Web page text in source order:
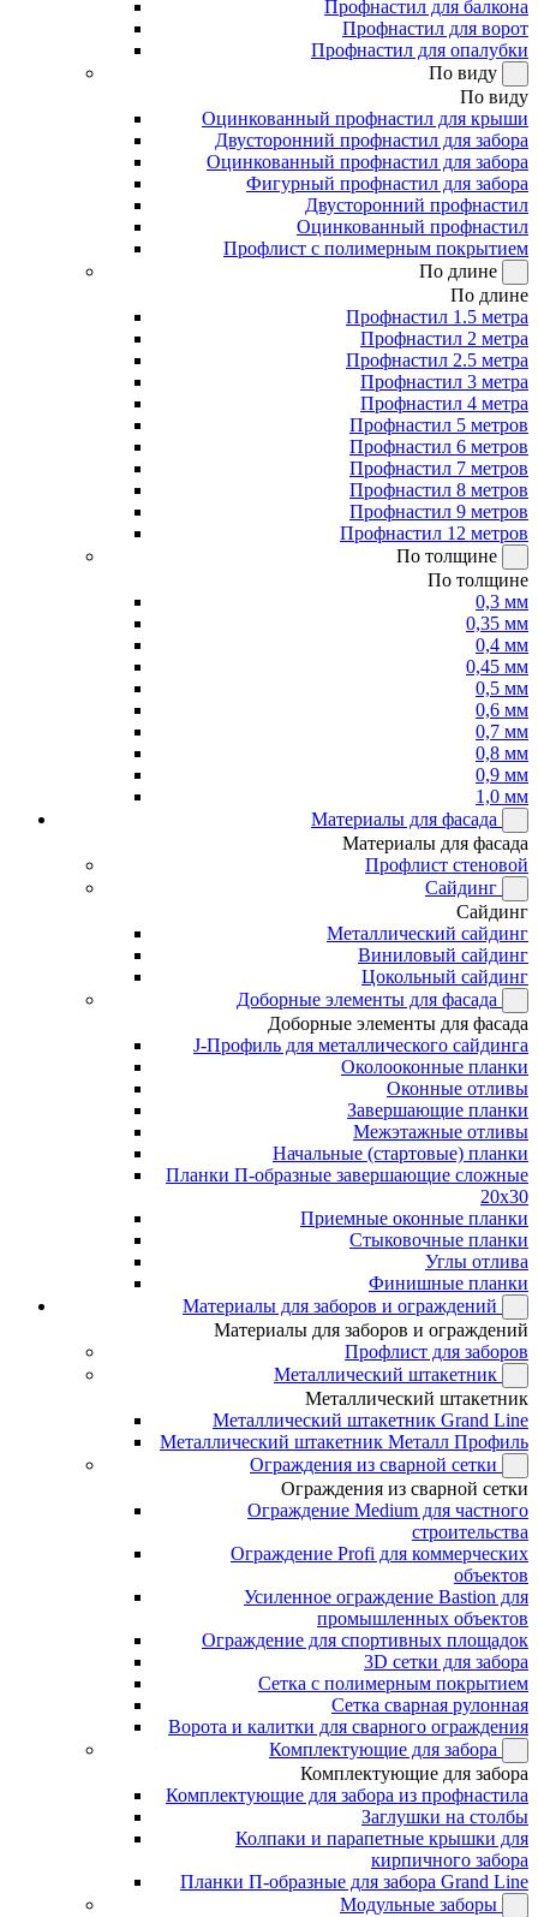
Профнастил для балкона
Профнастил для ворот
Профнастил для опалубки
По виду
По виду
Оцинкованный профнастил для крыши
Двусторонний профнастил для забора
Оцинкованный профнастил для забора
Фигурный профнастил для забора
Двусторонний профнастил
Оцинкованный профнастил
Профлист с полимерным покрытием
По длине
По длине
Профнастил 1.5 метра
Профнастил 2 метра
Профнастил 2.5 метра
Профнастил 3 метра
Профнастил 4 метра
Профнастил 5 метров
Профнастил 6 метров
Профнастил 7 метров
Профнастил 8 метров
Профнастил 9 метров
Профнастил 12 метров
По толщине
По толщине
0,3 мм
0,35 мм
0,4 мм
0,45 мм
0,5 мм
0,6 мм
0,7 мм
0,8 мм
0,9 мм
1,0 мм
Материалы для фасада
Материалы для фасада
Профлист стеновой
Сайдинг
Сайдинг
Металлический сайдинг
Виниловый сайдинг
Цокольный сайдинг
Доборные элементы для фасада
Доборные элементы для фасада
J-Профиль для металлического сайдинга
Околооконные планки
Оконные отливы
Завершающие планки
Межэтажные отливы
Начальные (стартовые) планки
Планки П-образные завершающие сложные
20x30
Приемные оконные планки
Стыковочные планки
Углы отлива
Финишные планки
Материалы для заборов и ограждений
Материалы для заборов и ограждений
Профлист для заборов
Металлический штакетник
Металлический штакетник
Металлический штакетник Grand Line
Металлический штакетник Металл Профиль
Ограждения из сварной сетки
Ограждения из сварной сетки
Ограждение Medium для частного
строительства
Ограждение Profi для коммерческих
объектов
Усиленное ограждение Bastion для
промышленных объектов
Ограждение для спортивных площадок
3D сетки для забора
Сетка с полимерным покрытием
Сетка сварная рулонная
Ворота и калитки для сварного ограждения
Комплектующие для забора
Комплектующие для забора
Комплектующие для забора из профнастила
Заглушки на столбы
Колпаки и парапетные крышки для
кирпичного забора
Планки П-образные для забора Grand Line
Модульные заборы